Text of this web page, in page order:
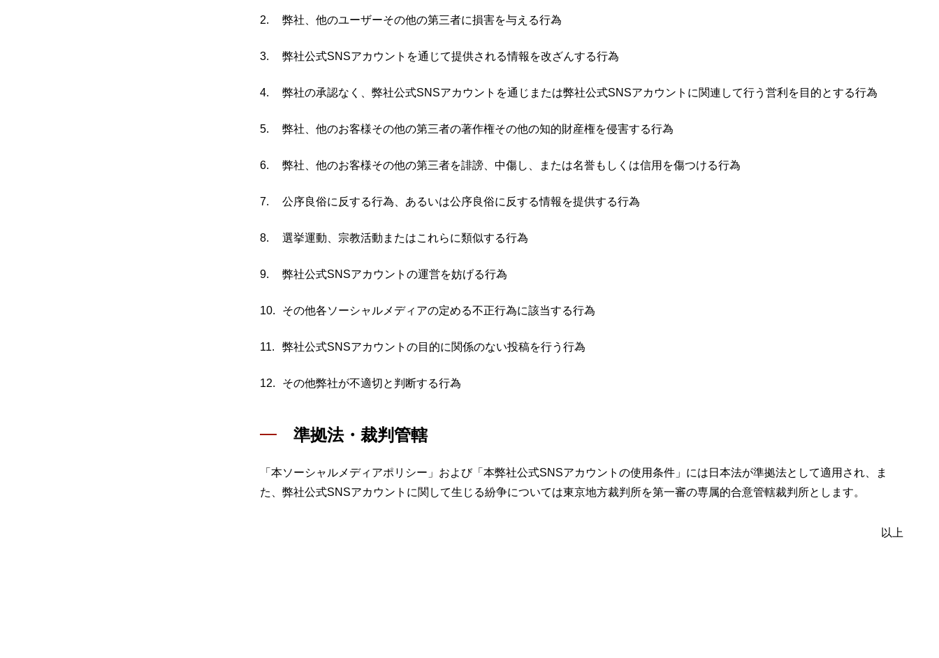
弊社、他のユーザーその他の第三者に損害を与える行為
弊社公式SNSアカウントを通じて提供される情報を改ざんする行為
弊社の承認なく、弊社公式SNSアカウントを通じまたは弊社公式SNSアカウントに関連して行う営利を目的とする行為
弊社、他のお客様その他の第三者の著作権その他の知的財産権を侵害する行為
弊社、他のお客様その他の第三者を誹謗、中傷し、または名誉もしくは信用を傷つける行為
公序良俗に反する行為、あるいは公序良俗に反する情報を提供する行為
選挙運動、宗教活動またはこれらに類似する行為
弊社公式SNSアカウントの運営を妨げる行為
その他各ソーシャルメディアの定める不正行為に該当する行為
弊社公式SNSアカウントの目的に関係のない投稿を行う行為
その他弊社が不適切と判断する行為
準拠法・裁判管轄
「本ソーシャルメディアポリシー」および「本弊社公式SNSアカウントの使用条件」には日本法が準拠法として適用され、ま
た、弊社公式SNSアカウントに関して生じる紛争については東京地方裁判所を第一審の専属的合意管轄裁判所とします。
以上